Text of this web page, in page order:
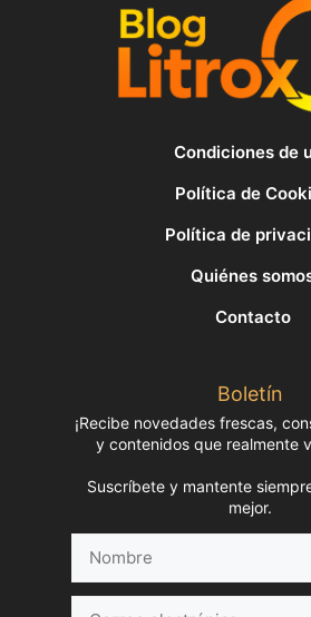
Condiciones de
Política de
Política de
Quiénes
Contacto
Boletín
¡Recibe novedades frescas,
y contenidos que realmente
Suscríbete y mantente
mejor.